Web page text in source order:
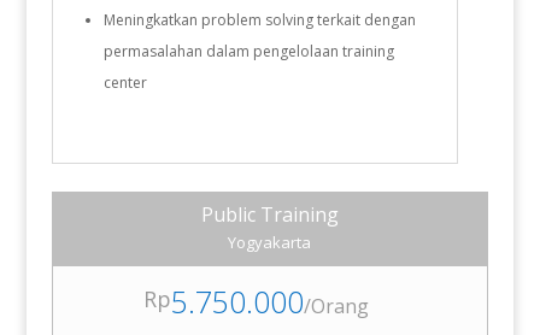
Meningkatkan problem solving terkait dengan
permasalahan dalam pengelolaan training
center
Public Training
Yogyakarta
Rp5.750.000/Orang